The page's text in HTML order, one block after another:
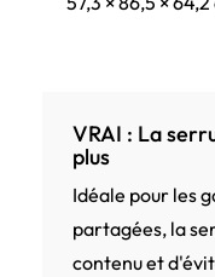
VRAI : La
plus
Idéale pour les
partagées, la
contenu et